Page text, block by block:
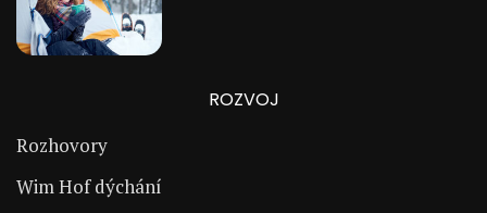
ROZVOJ
Rozhovory
Wim Hof dýchání